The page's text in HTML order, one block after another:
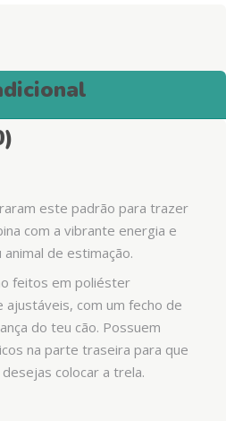
este padrão para trazer
com a vibrante energia e
de estimação.
feitos em poliéster
com um fecho de
do teu cão. Possuem
na parte traseira para que
colocar a trela.